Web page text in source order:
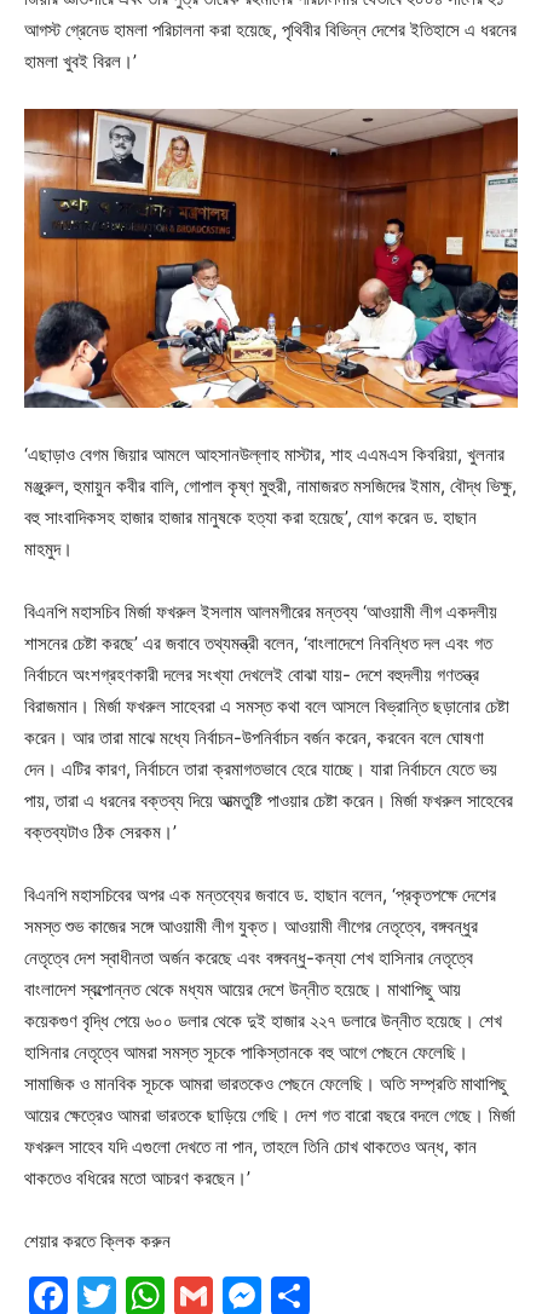
আগস্ট গ্রেনেড হামলা পরিচালনা করা হয়েছে, পৃথিবীর বিভিন্ন দেশের ইতিহাসে এ ধরনের
হামলা খুবই বিরল।’
‘এছাড়াও বেগম জিয়ার আমলে আহসানউল্লাহ মাস্টার, শাহ এএমএস কিবরিয়া, খুলনার
মঞ্জুরুল, হুমায়ুন কবীর বালি, গোপাল কৃষ্ণ মুহুরী, নামাজরত মসজিদের ইমাম, বৌদ্ধ ভিক্ষু,
বহু সাংবাদিকসহ হাজার হাজার মানুষকে হত্যা করা হয়েছে’, যোগ করেন ড. হাছান
মাহমুদ।
বিএনপি মহাসচিব মির্জা ফখরুল ইসলাম আলমগীরের মন্তব্য ‘আওয়ামী লীগ একদলীয়
শাসনের চেষ্টা করছে’ এর জবাবে তথ্যমন্ত্রী বলেন, ‘বাংলাদেশে নিবন্ধিত দল এবং গত
নির্বাচনে অংশগ্রহণকারী দলের সংখ্যা দেখলেই বোঝা যায়- দেশে বহুদলীয় গণতন্ত্র
বিরাজমান। মির্জা ফখরুল সাহেবরা এ সমস্ত কথা বলে আসলে বিভ্রান্তি ছড়ানোর চেষ্টা
করেন। আর তারা মাঝে মধ্যে নির্বাচন-উপনির্বাচন বর্জন করেন, করবেন বলে ঘোষণা
দেন। এটির কারণ, নির্বাচনে তারা ক্রমাগতভাবে হেরে যাচ্ছে। যারা নির্বাচনে যেতে ভয়
পায়, তারা এ ধরনের বক্তব্য দিয়ে আত্মতুষ্টি পাওয়ার চেষ্টা করেন। মির্জা ফখরুল সাহেবের
বক্তব্যটাও ঠিক সেরকম।’
বিএনপি মহাসচিবের অপর এক মন্তব্যের জবাবে ড. হাছান বলেন, ‘প্রকৃতপক্ষে দেশের
সমস্ত শুভ কাজের সঙ্গে আওয়ামী লীগ যুক্ত। আওয়ামী লীগের নেতৃত্বে, বঙ্গবন্ধুর
নেতৃত্বে দেশ স্বাধীনতা অর্জন করেছে এবং বঙ্গবন্ধু-কন্যা শেখ হাসিনার নেতৃত্বে
বাংলাদেশ স্বল্পোন্নত থেকে মধ্যম আয়ের দেশে উন্নীত হয়েছে। মাথাপিছু আয়
কয়েকগুণ বৃদ্ধি পেয়ে ৬০০ ডলার থেকে দুই হাজার ২২৭ ডলারে উন্নীত হয়েছে। শেখ
হাসিনার নেতৃত্বে আমরা সমস্ত সূচকে পাকিস্তানকে বহু আগে পেছনে ফেলেছি।
সামাজিক ও মানবিক সূচকে আমরা ভারতকেও পেছনে ফেলেছি। অতি সম্প্রতি মাথাপিছু
আয়ের ক্ষেত্রেও আমরা ভারতকে ছাড়িয়ে গেছি। দেশ গত বারো বছরে বদলে গেছে। মির্জা
ফখরুল সাহেব যদি এগুলো দেখতে না পান, তাহলে তিনি চোখ থাকতেও অন্ধ, কান
থাকতেও বধিরের মতো আচরণ করছেন।’
শেয়ার করতে ক্লিক করুন
Facebook
Twitter
WhatsApp
GmailMessenger